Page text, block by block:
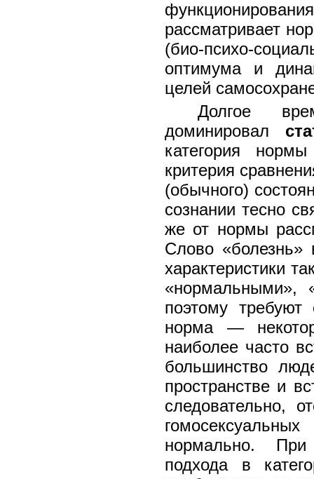
рассматривает
(био-психо-
оптимума и
целей
Долгое
доминировал
категория
критерия
(обычного)
сознании тесно
же от нормы
Слово «болезнь»
характеристики
«нормальными»,
поэтому
норма —
наиболее часто
большинство
пространстве и
следовательно,
нормально. При
подхода в